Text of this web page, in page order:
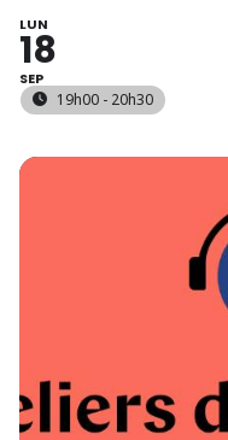
LUN
18
SEP
19h00 - 20h30